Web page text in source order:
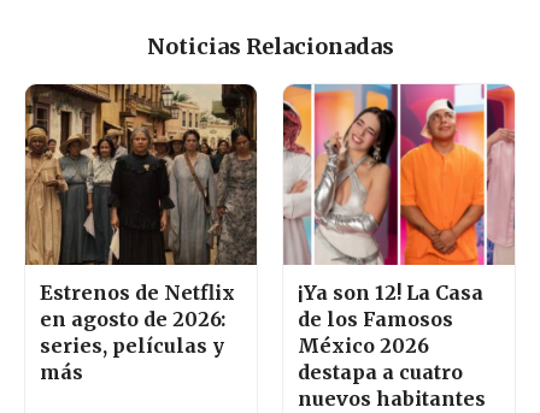
Noticias Relacionadas
Estrenos de Netflix
en agosto de 2026:
series, películas y
más
¡Ya son 12! La Casa
de los Famosos
México 2026
destapa a cuatro
nuevos habitantes